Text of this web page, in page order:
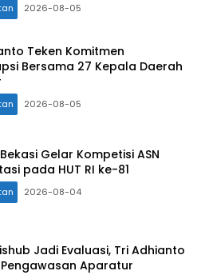
2026-08-05
Teken Komitmen
Bersama 27 Kepala Daerah
2026-08-05
Gelar Kompetisi ASN
pada HUT RI ke-81
2026-08-04
Jadi Evaluasi, Tri Adhianto
Aparatur